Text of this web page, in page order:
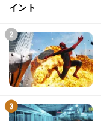
イント